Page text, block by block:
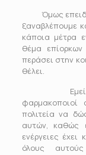
Όμως επειδή
ξαναβλέπουμε
κάποια μέτρα
θέμα
περάσει στην
θέλει.
Εμείς
πολιτεία να
αυτών, καθώς
ενέργειες έχει
όλους